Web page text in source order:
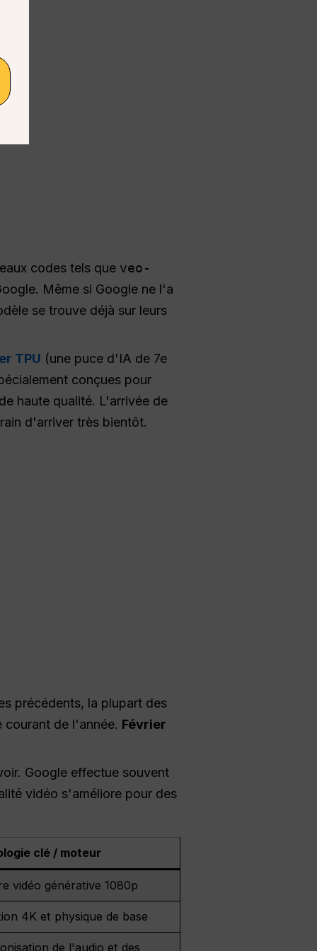
codes tels que veo-
Même si Google ne l'a
se trouve déjà sur leurs
TPU (une puce d'IA de 7e
conçues pour
haute qualité. L'arrivée de
d'arriver très bientôt.
précédents, la plupart des
courant de l'année. Février
Google effectue souvent
vidéo s'améliore pour des
clé / moteur
vidéo générative 1080p
4K et physique de base
de l'audio et des